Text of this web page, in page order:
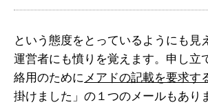
という態度をとっているようにも見
運営者にも憤りを覚えます。申し立
絡用のために メアドの記載を要求す
掛けました」の１つのメールもあり